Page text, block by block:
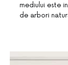
mediului este
de arbori